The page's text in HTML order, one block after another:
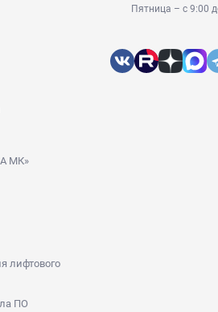
МК»
лифтового
ПО
Пятница – с 9:00